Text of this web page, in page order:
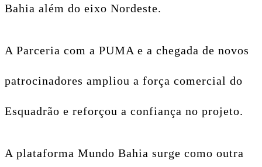
Bahia além do eixo Nordeste.
A Parceria com a PUMA e a chegada de novos
patrocinadores ampliou a força comercial do
Esquadrão e reforçou a confiança no projeto.
A plataforma Mundo Bahia surge como outra